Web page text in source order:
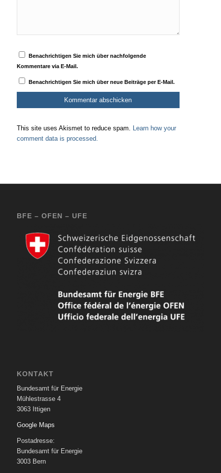
Benachrichtigen Sie mich über nachfolgende
Kommentare via E-Mail.
Benachrichtigen Sie mich über neue Beiträge per E-Mail.
This site uses Akismet to reduce spam. Learn how your
comment data is processed.
BFE – OFEN – UFE
KONTAKT
Bundesamt für Energie
Mühlestrasse 4
3063 Ittigen
Google Maps
Postadresse:
Bundesamt für Energie
3003 Bern